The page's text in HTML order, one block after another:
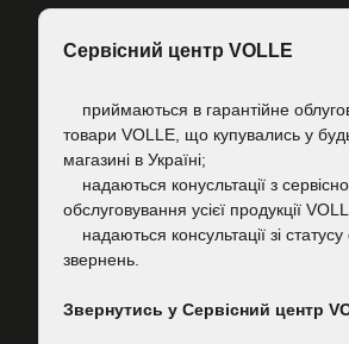
Сервісний центр VOLLE
приймаються в гарантійне
товари VOLLE, що купувались у
магазині в Україні;
надаються конусльтації з
обслуговування усієї продукції
надаються консультації зі статусу
звернень.
Звернутись у Сервісний центр